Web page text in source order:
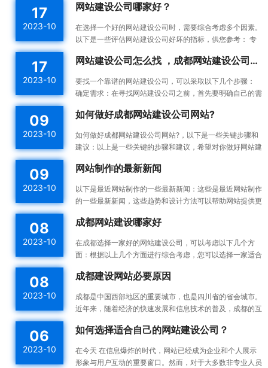
单。这...
17
2023-10
网站建设公司哪家好？
在选择一个好的网站建设公司时，需要综合考虑多个因素。
以下是一些评估网站建设公司好坏的指标，供您参考： 专
17
2023-10
网站建设公司怎么找 ，成都网站建设公司做网站靠谱吗
要找一个靠谱的网站建设公司，可以采取以下几个步骤：
确定需求：在寻找网站建设公司之前，首先要明确自己的需
09
2023-10
如何做好成都网站建设公司网站?
如何做好成都网站建设公司网站?，以下是一些关键步骤和
建议：以上是一些关键的步骤和建议，希望对你做好网站建
你的...
09
2023-10
网站制作的最新新闻
以下是最近网站制作的一些最新新闻：这些是最近网站制作
的一些最新新闻，这些趋势和设计方法可以帮助网站提供更
计：...
08
2023-10
成都网站建设哪家好
在成都选择一家好的网站建设公司，可以考虑以下几个方
面：根据以上几个方面进行综合考虑，您可以选择一家适合
公司进...
08
2023-10
成都建设网站必要原因
成都是中国西部地区的重要城市，也是四川省的省会城市。
近年来，随着经济的快速发展和信息技术的普及，成都的互
引更...
06
2023-10
如何选择适合自己的网站建设公司？
在今天 在信息爆炸的时代，网站已经成为企业和个人展示
形象与用户互动的重要窗口。然而，对于大多数非专业人员